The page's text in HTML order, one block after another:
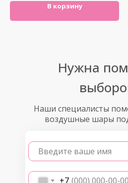
В корзину
Наши специалисты
воздушные шары
Введите ваше имя
+7
Нужна